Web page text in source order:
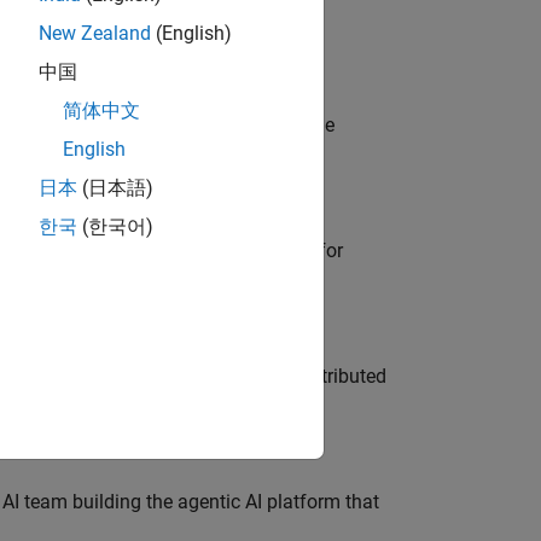
based design (MBD) to shape the
primary technical point of contact for
across system architecture, distributed
team building the agentic AI platform that
New Zealand (English)
中国
简体中文
English
日本 (日本語)
한국 (한국어)